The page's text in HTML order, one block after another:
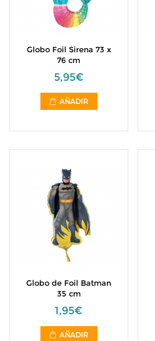
Globo Foil Sirena 73 x
76 cm
5,95€
AÑADIR
Globo de Foil Batman
35 cm
1,95€
AÑADIR